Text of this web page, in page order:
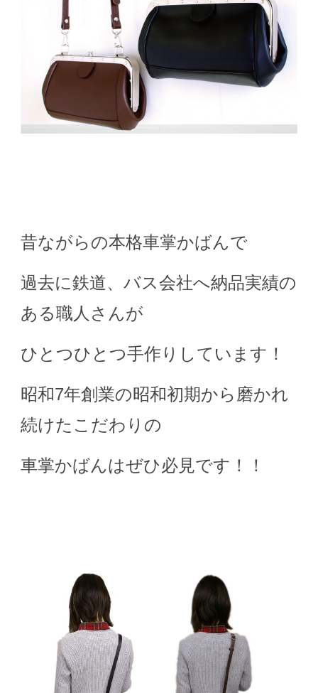
昔ながらの本格車掌かばんで
過去に鉄道、バス会社へ納品実績の
ある職人さんが
ひとつひとつ手作りしています！
昭和7年創業の昭和初期から磨かれ
続けたこだわりの
車掌かばんはぜひ必見です！！